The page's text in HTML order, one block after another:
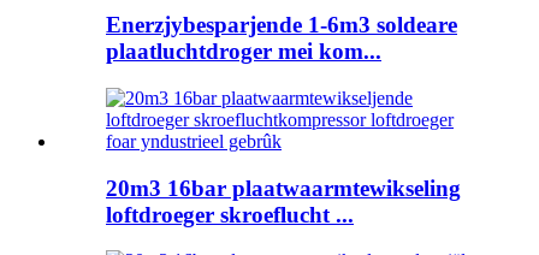
Enerzjybesparjende 1-6m3 soldeare
plaatluchtdroger mei kom...
20m3 16bar plaatwaarmtewikseling
loftdroeger skroeflucht ...